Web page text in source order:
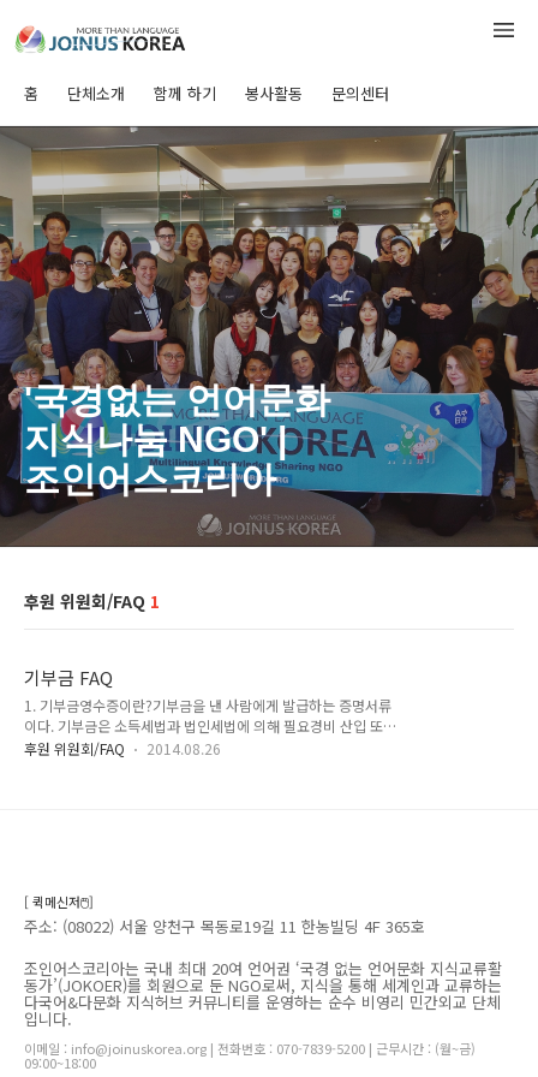
홈 단체소개 함께 하기 봉사활동 문의센터
'국경없는 언어문화
지식나눔 NGO' |
조인어스코리아
후원 위원회/FAQ 1
기부금 FAQ
1. 기부금영수증이란?기부금을 낸 사람에게 발급하는 증명서류
이다. 기부금은 소득세법과 법인세법에 의해 필요경비 산입 또는
기부금세액공제를 받거나 손금에 산입하기 위하여 발급한다.
립한 비영리단체이다. 기획재정부 홈페이지에서 허가를 받은 기
부금단체를 확인할 수 있다. 3. 영수증은..
후원 위원회/FAQ 2014.08.26
[ 퀵메신저🖱️]
주소: (08022) 서울 양천구 목동로19길 11 한농빌딩 4F 365호
조인어스코리아는 국내 최대 20여 언어권 ‘국경 없는 언어문화 지식교류활
동가’(JOKOER)를 회원으로 둔 NGO로써, 지식을 통해 세계인과 교류하는
다국어&다문화 지식허브 커뮤니티를 운영하는 순수 비영리 민간외교 단체
입니다.
이메일 : info@joinuskorea.org | 전화번호 : 070-7839-5200 | 근무시간 : (월~금)
09:00~18:00